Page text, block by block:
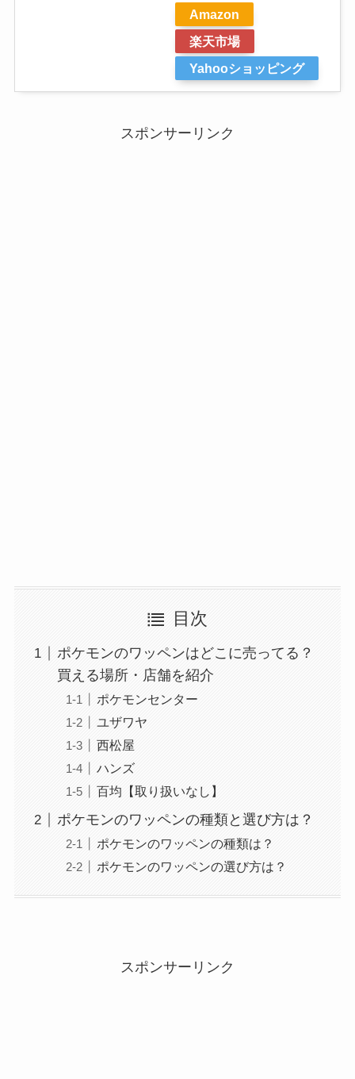
Amazon
楽天市場
Yahooショッピング
スポンサーリンク
目次
ポケモンのワッペンはどこに売ってる？
買える場所・店舗を紹介
ポケモンセンター
ユザワヤ
西松屋
ハンズ
百均【取り扱いなし】
ポケモンのワッペンの種類と選び方は？
ポケモンのワッペンの種類は？
ポケモンのワッペンの選び方は？
スポンサーリンク